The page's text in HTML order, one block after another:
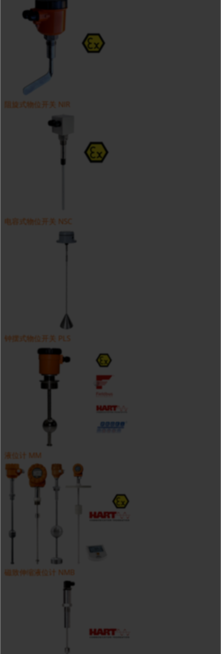
阻旋式物位开关 NIR
电容式物位开关 NSC
钟摆式物位开关 PLS
液位计 MM
磁致伸缩液位计 NMB